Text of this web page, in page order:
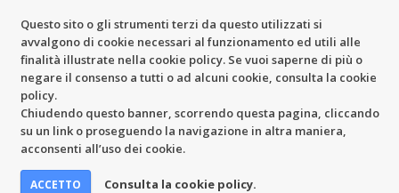
Questo sito o gli strumenti terzi da questo utilizzati si
avvalgono di cookie necessari al funzionamento ed utili alle
finalità illustrate nella cookie policy. Se vuoi saperne di più o
negare il consenso a tutti o ad alcuni cookie, consulta la cookie
policy.
Chiudendo questo banner, scorrendo questa pagina, cliccando
su un link o proseguendo la navigazione in altra maniera,
acconsenti all’uso dei cookie.
Consulta la cookie policy.